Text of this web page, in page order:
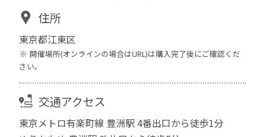
住所
東京都江東区
開催場所(オンラインの場合はURL)は購入完了後にご確認くだ
さい。
交通アクセス
東京メトロ有楽町線 豊洲駅 4番出口から徒歩1分